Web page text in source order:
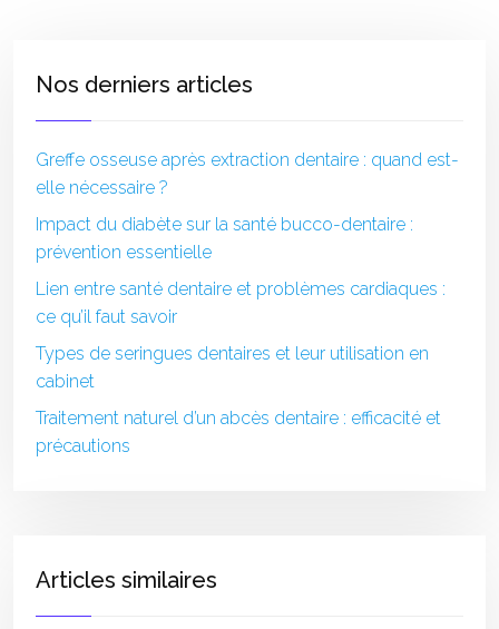
Nos derniers articles
Greffe osseuse après extraction dentaire : quand est-
elle nécessaire ?
Impact du diabète sur la santé bucco-dentaire :
prévention essentielle
Lien entre santé dentaire et problèmes cardiaques :
ce qu’il faut savoir
Types de seringues dentaires et leur utilisation en
cabinet
Traitement naturel d’un abcès dentaire : efficacité et
précautions
Articles similaires